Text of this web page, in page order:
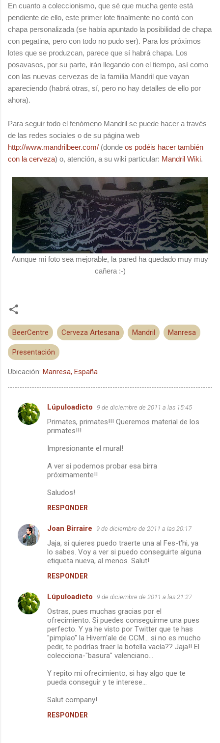
En cuanto a coleccionismo, que sé que mucha gente está
pendiente de ello, este primer lote finalmente no contó con
chapa personalizada (se había apuntado la posibilidad de chapa
con pegatina, pero con todo no pudo ser). Para los próximos
lotes que se produzcan, parece que sí habrá chapa. Los
posavasos, por su parte, irán llegando con el tiempo, así como
con las nuevas cervezas de la familia Mandril que vayan
apareciendo (habrá otras, sí, pero no hay detalles de ello por
ahora).
Para seguir todo el fenómeno Mandril se puede hacer a través
de las redes sociales o de su página web
http://www.mandrilbeer.com/ (donde os podéis hacer también
con la cerveza) o, atención, a su wiki particular: Mandril Wiki.
Aunque mi foto sea mejorable, la pared ha quedado muy muy
cañera :-)
BeerCentre Cerveza Artesana Mandril Manresa
Presentación
Ubicación: Manresa, España
C
o
o
Lúpuloadicto 9 de diciembre de 2011 a las 15:45
Primates, primates!!! Queremos material de los
primates!!!
Impresionante el mural!
A ver si podemos probar esa birra
próximamente!!
Saludos!
RESPONDER
Joan Birraire 9 de diciembre de 2011 a las 20:17
Jaja, si quieres puedo traerte una al Fes-t'hi, ya
lo sabes. Voy a ver si puedo conseguirte alguna
etiqueta nueva, al menos. Salut!
RESPONDER
Lúpuloadicto 9 de diciembre de 2011 a las 21:27
Ostras, pues muchas gracias por el
ofrecimiento. Si puedes conseguirme una pues
perfecto. Y ya he visto por Twitter que te has
"pimplao" la Hivern'ale de CCM... si no es mucho
pedir, te podrías traer la botella vacía?? Jaja!! El
colecciona-"basura" valenciano...
Y repito mi ofrecimiento, si hay algo que te
pueda conseguir y te interese...
Salut company!
RESPONDER